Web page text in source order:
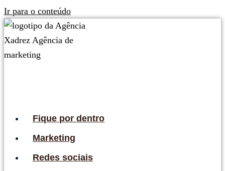
Ir para o conteúdo
Fique por dentro
Marketing
Redes sociais